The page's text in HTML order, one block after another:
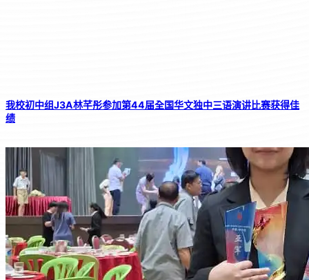
我校初中组J3A林芊彤参加第44届全国华文独中三语演讲比赛获得佳
绩